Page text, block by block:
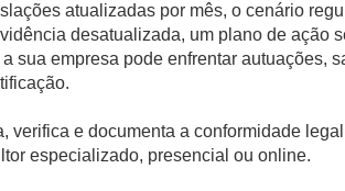
atualizadas por mês, o cenário
desatualizada, um plano de ação
sua empresa pode enfrentar autuações,
verifica e documenta a conformidade
especializado, presencial ou online.